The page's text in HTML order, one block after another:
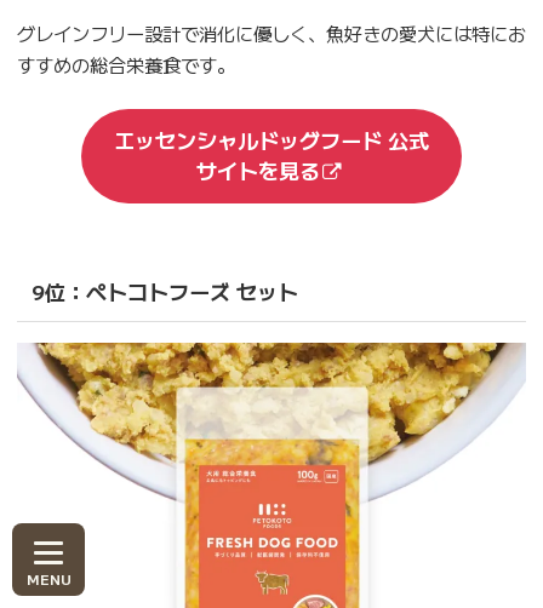
グレインフリー設計で消化に優しく、魚好きの愛犬には特にお
すすめの総合栄養食です。
エッセンシャルドッグフード 公式
サイトを見る
9位：ペトコトフーズ セット